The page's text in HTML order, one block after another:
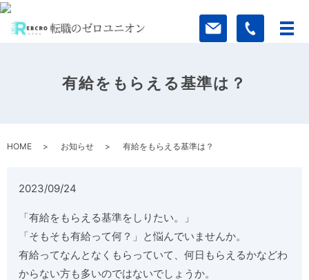
有給をもらえる基準は？
HOME お知らせ 有給をもらえる基準は？
2023/09/24
「有給をもらえる基準をしりたい。」
「そもそも有給って何？」と悩んでいませんか。
有給ってなんとなくもらっていて、何日もらえるかなどわ
からない方も多いのではないでしょうか。